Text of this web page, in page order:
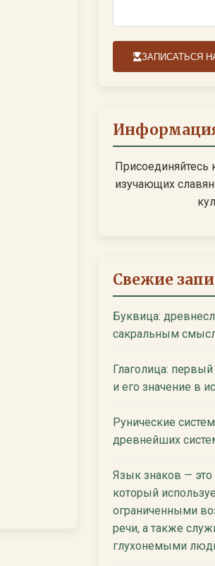
ЗАПИСАТЬСЯ
изучающих
Свежие
Буквица:
сакральным
Глаголица:
и его значение в
Рунические
древнейших
Язык знаков —
который
ограниченными
речи, а также
глухонемыми